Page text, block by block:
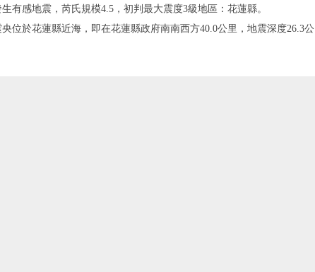
有感地震，芮氏規模4.5，初判最大震度3級地區：花蓮縣。
位於花蓮縣近海，即在花蓮縣政府南南西方40.0公里，地震深度26.3公